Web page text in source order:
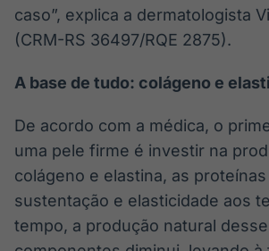
Broadcast
Widgets
Broadcast
Wallboard
dados para
displays e
caso”, explica a dermatologista
(CRM-RS 36497/RQE 2875).
A base de tudo: colágeno e
De acordo com a médica, o
uma pele firme é investir na
colágeno e elastina, as
sustentação e elasticidade aos
tempo, a produção natural